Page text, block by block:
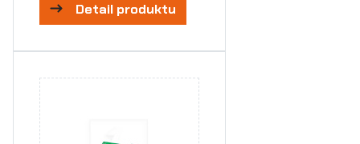
Detail produktu